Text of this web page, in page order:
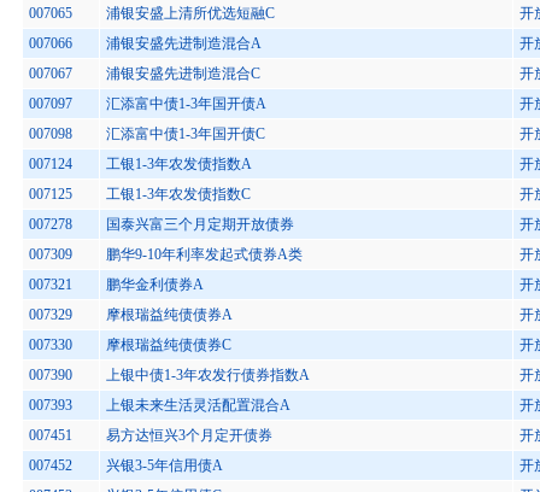
007065
浦银安盛上清所优选短融C
开
007066
浦银安盛先进制造混合A
开
007067
浦银安盛先进制造混合C
开
007097
汇添富中债1-3年国开债A
开
007098
汇添富中债1-3年国开债C
开
007124
工银1-3年农发债指数A
开
007125
工银1-3年农发债指数C
开
007278
国泰兴富三个月定期开放债券
开
007309
鹏华9-10年利率发起式债券A类
开
007321
鹏华金利债券A
开
007329
摩根瑞益纯债债券A
开
007330
摩根瑞益纯债债券C
开
007390
上银中债1-3年农发行债券指数A
开
007393
上银未来生活灵活配置混合A
开
007451
易方达恒兴3个月定开债券
开
007452
兴银3-5年信用债A
开